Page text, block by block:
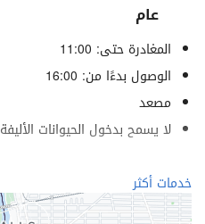
عام
المغادرة حتى: 11:00
الوصول بدءًا من: 16:00
مصعد
لا يسمح بدخول الحيوانات الأليفة
الرفاهية
منتجع صحي (Spa)
خدمات أكثر